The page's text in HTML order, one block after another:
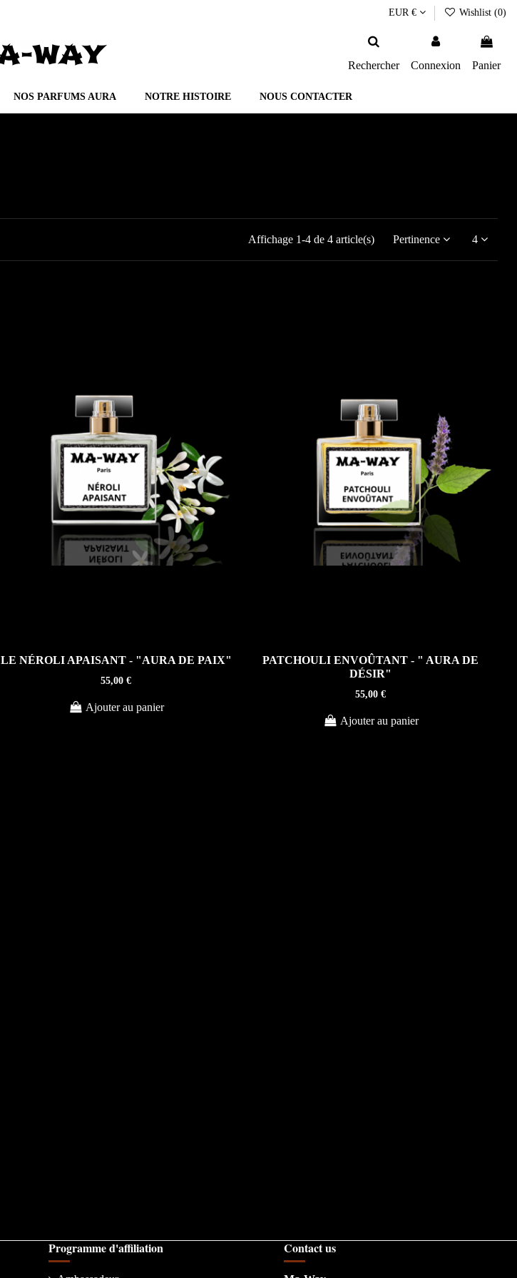
EUR € Wishlist (0)
Rechercher Connexion Panier
NOS PARFUMS AURA NOTRE HISTOIRE NOUS CONTACTER
Affichage 1-4 de 4 article(s) Pertinence 4
LE NÉROLI APAISANT - "AURA DE PAIX"
55,00 €
Ajouter au panier
PATCHOULI ENVOÛTANT - " AURA DE
DÉSIR"
55,00 €
Ajouter au panier
Programme d'affiliation Contact us